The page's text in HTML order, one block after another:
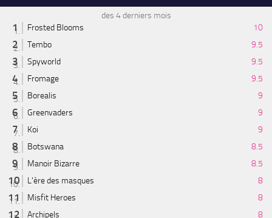
des 4 derniers mois
Frosted Blooms
10
Tembo
9.5
Spyworld
9.5
Fromage
9.5
Borealis
9
Greenvaders
9
Koi
9
Botswana
8.5
Manoir Bizarre
8.5
L'ère des masques
8
Misfit Heroes
8
Archipels
8